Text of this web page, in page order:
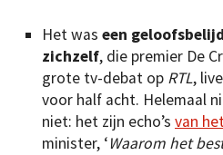
Het was een
zichzelf, die premier De
grote tv-debat op RTL,
voor half acht. Helemaal
niet: het zijn echo’s van
minister, ‘Waarom het